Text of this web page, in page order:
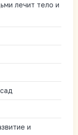
лечит тело и
и